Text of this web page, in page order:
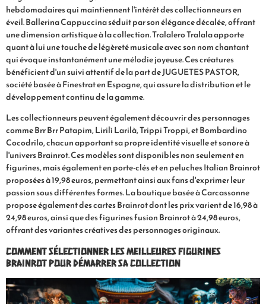
hebdomadaires qui maintiennent l'intérêt des collectionneurs en
éveil. Ballerina Cappuccina séduit par son élégance décalée, offrant
une dimension artistique à la collection. Tralalero Tralala apporte
quant à lui une touche de légèreté musicale avec son nom chantant
qui évoque instantanément une mélodie joyeuse. Ces créatures
bénéficient d'un suivi attentif de la part de JUGUETES PASTOR,
société basée à Finestrat en Espagne, qui assure la distribution et le
développement continu de la gamme.
Les collectionneurs peuvent également découvrir des personnages
comme Brr Brr Patapim, Lirilì Larilà, Trippi Troppi, et Bombardino
Cocodrilo, chacun apportant sa propre identité visuelle et sonore à
l'univers Brainrot. Ces modèles sont disponibles non seulement en
figurines, mais également en porte-clés et en peluches Italian Brainrot
proposées à 19,98 euros, permettant ainsi aux fans d'exprimer leur
passion sous différentes formes. La boutique basée à Carcassonne
propose également des cartes Brainrot dont les prix varient de 16,98 à
24,98 euros, ainsi que des figurines fusion Brainrot à 24,98 euros,
offrant des variantes créatives des personnages originaux.
Comment sélectionner les meilleures figurines
Brainrot pour démarrer sa collection